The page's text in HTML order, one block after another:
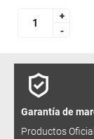
+
-
+
-
Garantía de
Productos